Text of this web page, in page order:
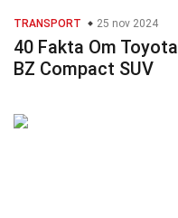
TRANSPORT 25 nov 2024
40 Fakta Om Toyota
BZ Compact SUV